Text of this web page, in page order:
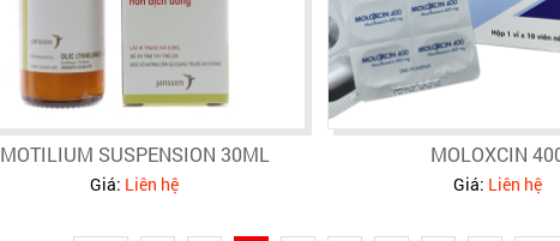
MOTILIUM SUSPENSION 30ML
Giá: Liên hệ
MOLOXCIN
Giá: Liên hệ